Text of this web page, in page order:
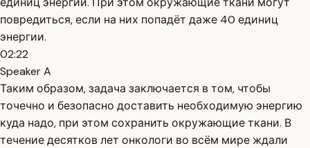
повредиться, если на них попадёт даже 40 единиц
энергии.
02:22
Speaker A
Таким образом, задача заключается в том, чтобы
точечно и безопасно доставить необходимую энергию
куда надо, при этом сохранить окружающие ткани. В
течение десятков лет онкологи во всём мире ждали